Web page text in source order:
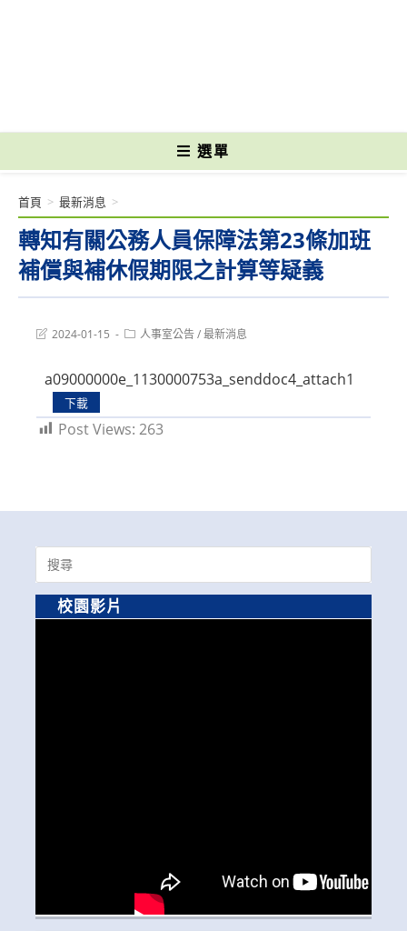
選單
轉知有關公務人員保障法第23條加班
補償與補休假期限之計算等疑義
首頁 > 最新消息 >
Post2024-01-15
Post人事室公告/最新消息
a09000000e_1130000753a_senddoc4_attach1
下載
Post Views: 263
Search
for:
校園影片